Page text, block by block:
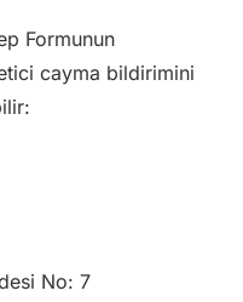
Formunun
cayma bildirimini
No: 7